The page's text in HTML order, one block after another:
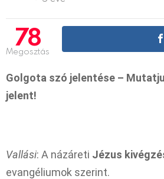
78
Megosztás
Golgota szó jelentése –
jelent!
Vallási: A názáreti Jézus
evangéliumok szerint.